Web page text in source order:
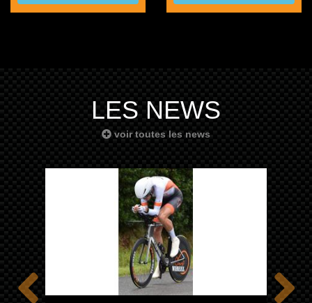
LES NEWS
voir toutes les news